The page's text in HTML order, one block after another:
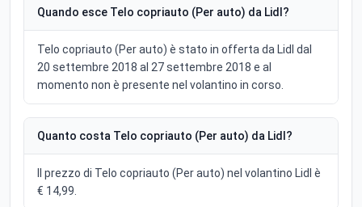
Quando esce Telo copriauto (Per auto) da Lidl?
Telo copriauto (Per auto) è stato in offerta da Lidl dal
20 settembre 2018 al 27 settembre 2018 e al
momento non è presente nel volantino in corso.
Quanto costa Telo copriauto (Per auto) da Lidl?
Il prezzo di Telo copriauto (Per auto) nel volantino Lidl è
€ 14,99.